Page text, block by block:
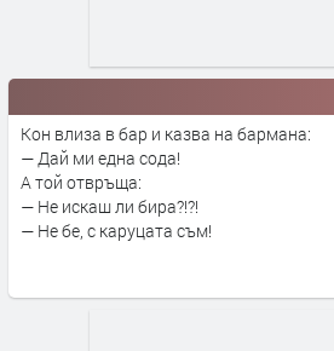
Кон влиза в бар и казва на бармана:
— Дай ми една сода!
А той отвръща:
— Не искаш ли бира?!?!
— Не бе, с каруцата съм!